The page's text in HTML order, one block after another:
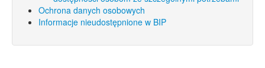
Ochrona danych osobowych
Informacje nieudostępnione w BIP